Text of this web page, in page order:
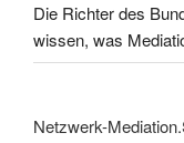
Die Richter des
wissen, was
Netzwerk-